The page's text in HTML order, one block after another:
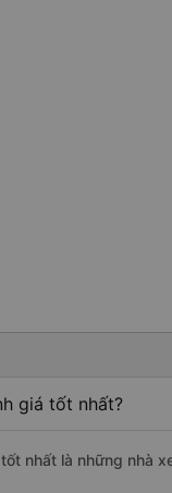
giá tốt nhất?
nhất là những nhà